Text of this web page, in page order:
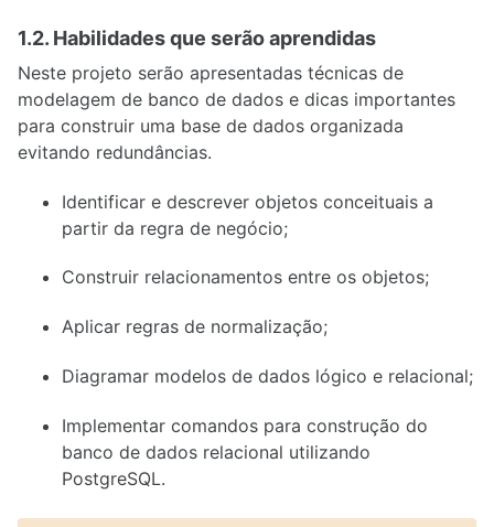
1.2. Habilidades que serão aprendidas
Neste projeto serão apresentadas técnicas de
modelagem de banco de dados e dicas importantes
para construir uma base de dados organizada
evitando redundâncias.
Identificar e descrever objetos conceituais a
partir da regra de negócio;
Construir relacionamentos entre os objetos;
Aplicar regras de normalização;
Diagramar modelos de dados lógico e relacional;
Implementar comandos para construção do
banco de dados relacional utilizando
PostgreSQL.